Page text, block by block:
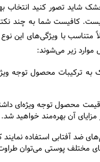
شاید تصور کنید
کافیست شما به چند
با ویژگی‌های این
زیر می‌شوند:
ترکیبات محصول توجه
محصول توجه ویژه‌ای
مزایای آن بهره‌مند خواهید شد.
ضد آفتابی استفاده
مختلف پوستی می‌توان